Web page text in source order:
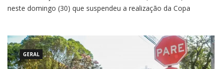
neste domingo (30) que suspendeu a realização da Copa
países que mostraram interesse em abrigar o torneio
GERAL